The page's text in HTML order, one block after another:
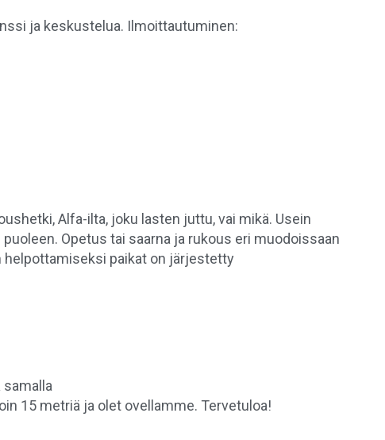
ja keskustelua. Ilmoittautuminen:
Alfa-ilta, joku lasten juttu, vai mikä. Usein
Opetus tai saarna ja rukous eri muodoissaan
helpottamiseksi paikat on järjestetty
15 metriä ja olet ovellamme. Tervetuloa!